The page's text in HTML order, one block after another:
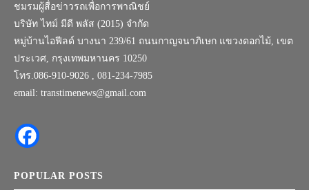
ชมรมผู้สื่อข่าวรถเพื่อการพาณิชย์
บริษัท ไทม์ มีดี พลัส (2015) จำกัด
หมู่บ้านไอฟีลด์ บางนา 239/61 ถนนกาญจนาภิเษก แขวงดอกไม้, เขต
ประเวศ, กรุงเทพมหานคร 10250
โทร.086-910-9026 , 081-234-7985
email: transtimenews@gmail.com
POPULAR POSTS